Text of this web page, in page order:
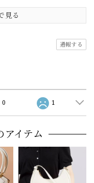
見る
通報する
0 1
アイテム